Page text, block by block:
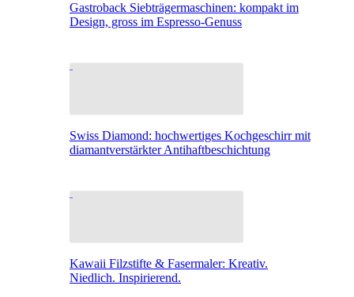
Gastroback Siebträgermaschinen: kompakt im
Design, gross im Espresso-Genuss
Swiss Diamond: hochwertiges Kochgeschirr mit
diamantverstärkter Antihaftbeschichtung
Kawaii Filzstifte & Fasermaler: Kreativ.
Niedlich. Inspirierend.